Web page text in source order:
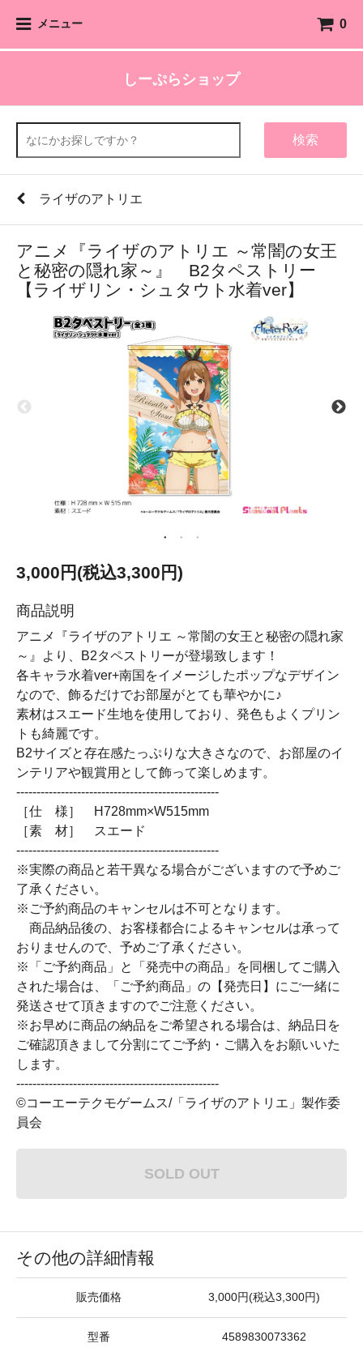
メニュー 0
しーぷらショップ
検索
ライザのアトリエ
アニメ『ライザのアトリエ ～常闇の女王
と秘密の隠れ家～』 B2タペストリー
【ライザリン・シュタウト水着ver】
3,000円(税込3,300円)
商品説明
アニメ『ライザのアトリエ ～常闇の女王と秘密の隠れ家
～』より、B2タペストリーが登場致します！
各キャラ水着ver+南国をイメージしたポップなデザイン
なので、飾るだけでお部屋がとても華やかに♪
素材はスエード生地を使用しており、発色もよくプリン
トも綺麗です。
B2サイズと存在感たっぷりな大きさなので、お部屋のイ
ンテリアや観賞用として飾って楽しめます。
--------------------------------------------------
［仕 様］ H728mm×W515mm
［素 材］ スエード
--------------------------------------------------
※実際の商品と若干異なる場合がございますので予めご
了承ください。
※ご予約商品のキャンセルは不可となります。
商品納品後の、お客様都合によるキャンセルは承って
おりませんので、予めご了承ください。
※「ご予約商品」と「発売中の商品」を同梱してご購入
された場合は、「ご予約商品」の【発売日】にご一緒に
発送させて頂きますのでご注意ください。
※お早めに商品の納品をご希望される場合は、納品日を
ご確認頂きまして分割にてご予約・ご購入をお願いいた
します。
--------------------------------------------------
©コーエーテクモゲームス/「ライザのアトリエ」製作委
員会
SOLD OUT
その他の詳細情報
販売価格 3,000円(税込3,300円)
型番 4589830073362